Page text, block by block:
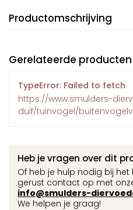
Productomschrijving
Gerelateerde producten
TypeError: Failed to fetch
https://www.smulders-
duif/tuinvogel/
Heb je vragen over dit
Of heb je hulp nodig bij
gerust contact op met
info@smulders-
We helpen je graag!